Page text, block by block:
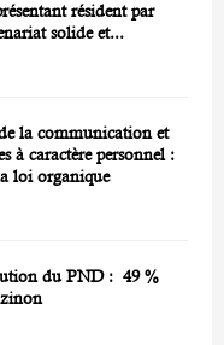
résident par
solide et...
la communication et
à caractère personnel :
loi organique
du PND : 49 %